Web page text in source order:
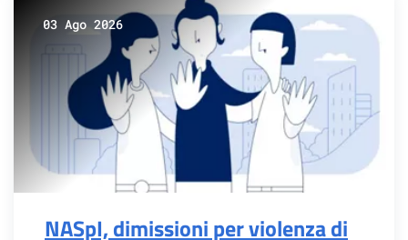
03 Ago 2026
NASpI, dimissioni per violenza di